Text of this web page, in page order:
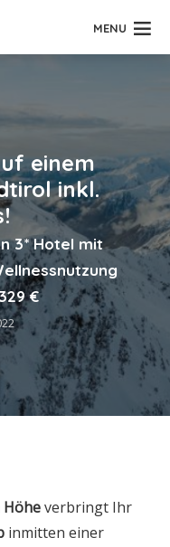
MENU
einem
inkl.
3* Hotel mit
€
Höheverbringt Ihr
inmitten einer